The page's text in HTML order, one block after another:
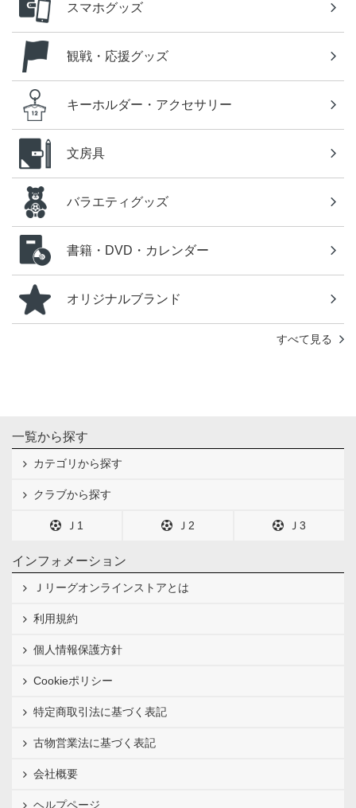
スマホグッズ
観戦・応援グッズ
キーホルダー・アクセサリー
文房具
バラエティグッズ
書籍・DVD・カレンダー
オリジナルブランド
すべて見る
一覧から探す
カテゴリから探す
クラブから探す
Ｊ1 Ｊ2 Ｊ3
インフォメーション
Ｊリーグオンラインストアとは
利用規約
個人情報保護方針
Cookieポリシー
特定商取引法に基づく表記
古物営業法に基づく表記
会社概要
ヘルプページ